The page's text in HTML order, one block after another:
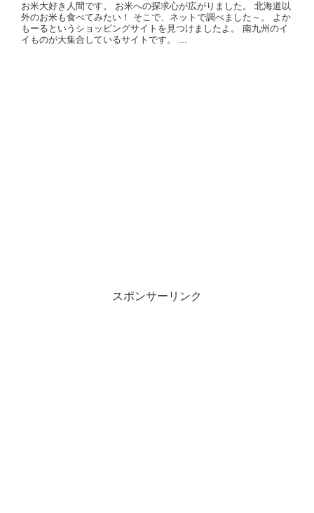
お米大好き人間です。 お米への探求心が広がりました。 北海道以
外のお米も食べてみたい！ そこで、ネットで調べました～。 よか
もーるというショッピングサイトを見つけましたよ。 南九州のイ
イものが大集合しているサイトです。 ...
スポンサーリンク